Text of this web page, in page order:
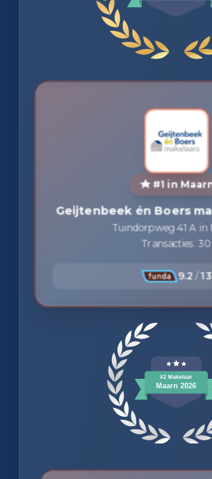
#1 in
Geijtenbeek én Boers
Tuindorpweg 41 A in
Transacties: 30
9.2 / 13